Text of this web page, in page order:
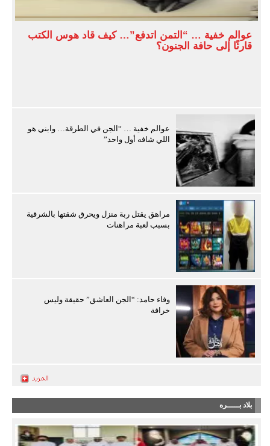
عوالم خفية … “التمن اتدفع”… كيف قاد هوس الكتب
قارئًا إلى حافة الجنون؟
عوالم خفية … “الجن في الطرقة… وابني هو
اللي شافه أول واحد”
مراهق يقتل ربة منزل ويحرق شقتها بالشرقية
بسبب لعبة مراهنات
وفاء حامد: “الجن العاشق” حقيقة وليس
خرافة
بلاد بـــــره